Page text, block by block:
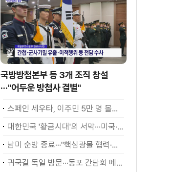
국방방첩본부 등 3개 조직 창설
···"어두운 방첩사 결별"
스페인 세우타, 이주민 5만 명 몰려 [월드 투데이]
대한민국 '황금시대'의 서막···미국·남미 순방 성과 총정리 [정.주.행]
남미 순방 종료···"핵심광물 협력·원유 수입선 확대"
귀국길 독일 방문···동포 간담회 메시지는?